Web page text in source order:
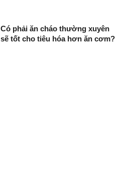
Có phải ăn cháo thường xuyên
sẽ tốt cho tiêu hóa hơn ăn cơm?